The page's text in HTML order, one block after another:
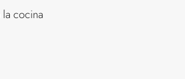
la cocina